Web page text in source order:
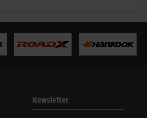
Newsletter